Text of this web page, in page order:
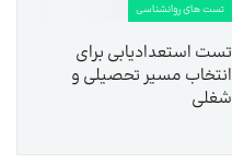
تست های روانشناسی
تست استعدادیابی برای
انتخاب مسیر تحصیلی و
شغلی